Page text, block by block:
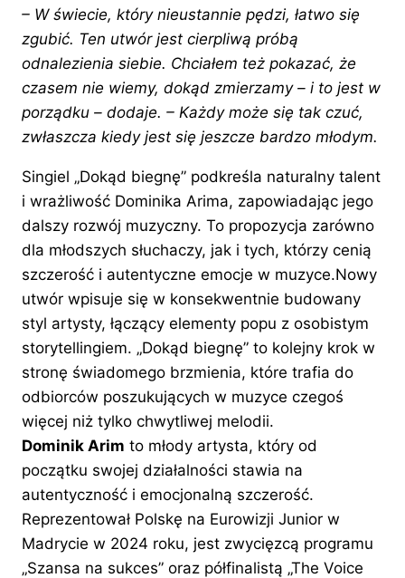
– W świecie, który nieustannie pędzi, łatwo się
zgubić. Ten utwór jest cierpliwą próbą
odnalezienia siebie. Chciałem też pokazać, że
czasem nie wiemy, dokąd zmierzamy – i to jest w
porządku – dodaje. – Każdy może się tak czuć,
zwłaszcza kiedy jest się jeszcze bardzo młodym.
Singiel „Dokąd biegnę” podkreśla naturalny talent
i wrażliwość Dominika Arima, zapowiadając jego
dalszy rozwój muzyczny. To propozycja zarówno
dla młodszych słuchaczy, jak i tych, którzy cenią
szczerość i autentyczne emocje w muzyce.Nowy
utwór wpisuje się w konsekwentnie budowany
styl artysty, łączący elementy popu z osobistym
storytellingiem. „Dokąd biegnę” to kolejny krok w
stronę świadomego brzmienia, które trafia do
odbiorców poszukujących w muzyce czegoś
więcej niż tylko chwytliwej melodii.
Dominik Arim to młody artysta, który od
początku swojej działalności stawia na
autentyczność i emocjonalną szczerość.
Reprezentował Polskę na Eurowizji Junior w
Madrycie w 2024 roku, jest zwycięzcą programu
„Szansa na sukces” oraz półfinalistą „The Voice